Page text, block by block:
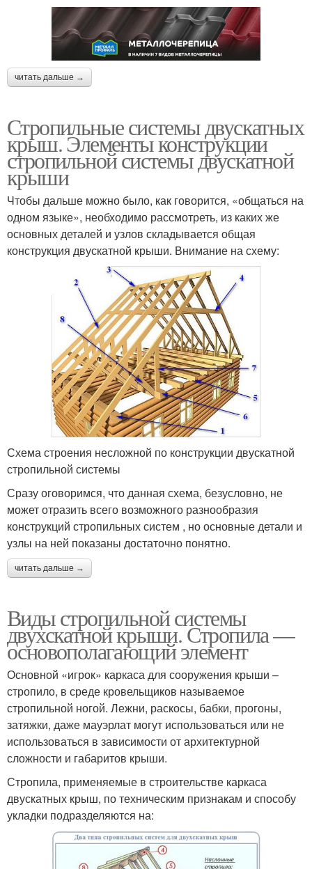
читать дальше →
Стропильные системы двускатных
крыш. Элементы конструкции
стропильной системы двускатной
крыши
Чтобы дальше можно было, как говорится, «общаться на
одном языке», необходимо рассмотреть, из каких же
основных деталей и узлов складывается общая
конструкция двускатной крыши. Внимание на схему:
Схема строения несложной по конструкции двускатной
стропильной системы
Сразу оговоримся, что данная схема, безусловно, не
может отразить всего возможного разнообразия
конструкций стропильных систем , но основные детали и
узлы на ней показаны достаточно понятно.
читать дальше →
Виды стропильной системы
двухскатной крыши. Стропила —
основополагающий элемент
Основной «игрок» каркаса для сооружения крыши –
стропило, в среде кровельщиков называемое
стропильной ногой. Лежни, раскосы, бабки, прогоны,
затяжки, даже мауэрлат могут использоваться или не
использоваться в зависимости от архитектурной
сложности и габаритов крыши.
Стропила, применяемые в строительстве каркаса
двускатных крыш, по техническим признакам и способу
укладки подразделяются на: